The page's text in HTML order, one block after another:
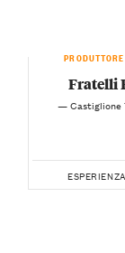
Fratelli
—